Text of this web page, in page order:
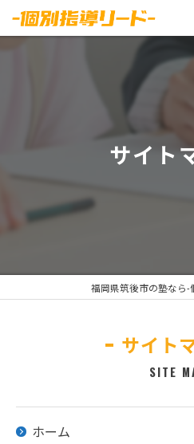
サイト
福岡県筑後市の塾なら-
SITE
サイト
ホーム